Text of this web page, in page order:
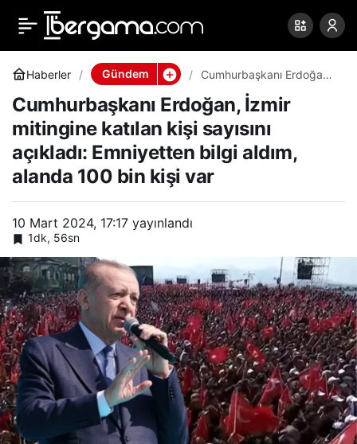
Haberler Gündem
Cumhurbaşkanı Erdoğan,
sayısını açıkladı:
Emniyetten bilgi aldım,
alanda 100 bin kişi var
Cumhurbaşkanı Erdoğan, İzmir
mitingine katılan kişi sayısını
açıkladı: Emniyetten bilgi aldım,
alanda 100 bin kişi var
10 Mart 2024, 17:17 yayınlandı
1dk, 56sn
Cumhurbaşkanı
Erdoğan, İzmir mitingine
katılan kişi sayısını
açıkladı: Emniyetten bilgi
var
0 Paylaş